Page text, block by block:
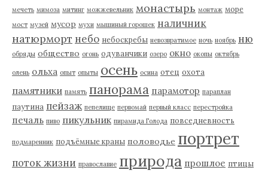
мечеть мимоза митинг можжевельник монастырь монтаж море
мост музей мусор мухи мышиный горошек наличник
натюрморт небо небоскребы невозвратимое ночь ноябрь ню
обряды общество огонь одуванчики озеро окно окопы октябрь
олень ольха опыт опыты осень осина отец охота
памятники память панорама парамотор параплан
паутина пейзаж пепелище первомай первый класс перестройка
печаль пиво пикульник пирамида Голода повседневность
подмаренник подъёмные краны половодье портрет
поток жизни православие природа прошлое птицы